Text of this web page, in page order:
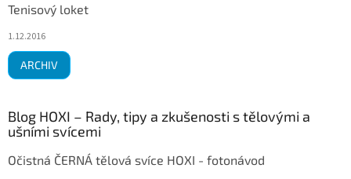
Tenisový loket
1.12.2016
ARCHIV
Blog HOXI – Rady, tipy a zkušenosti s tělovými a
ušními svícemi
Očistná ČERNÁ tělová svíce HOXI - fotonávod